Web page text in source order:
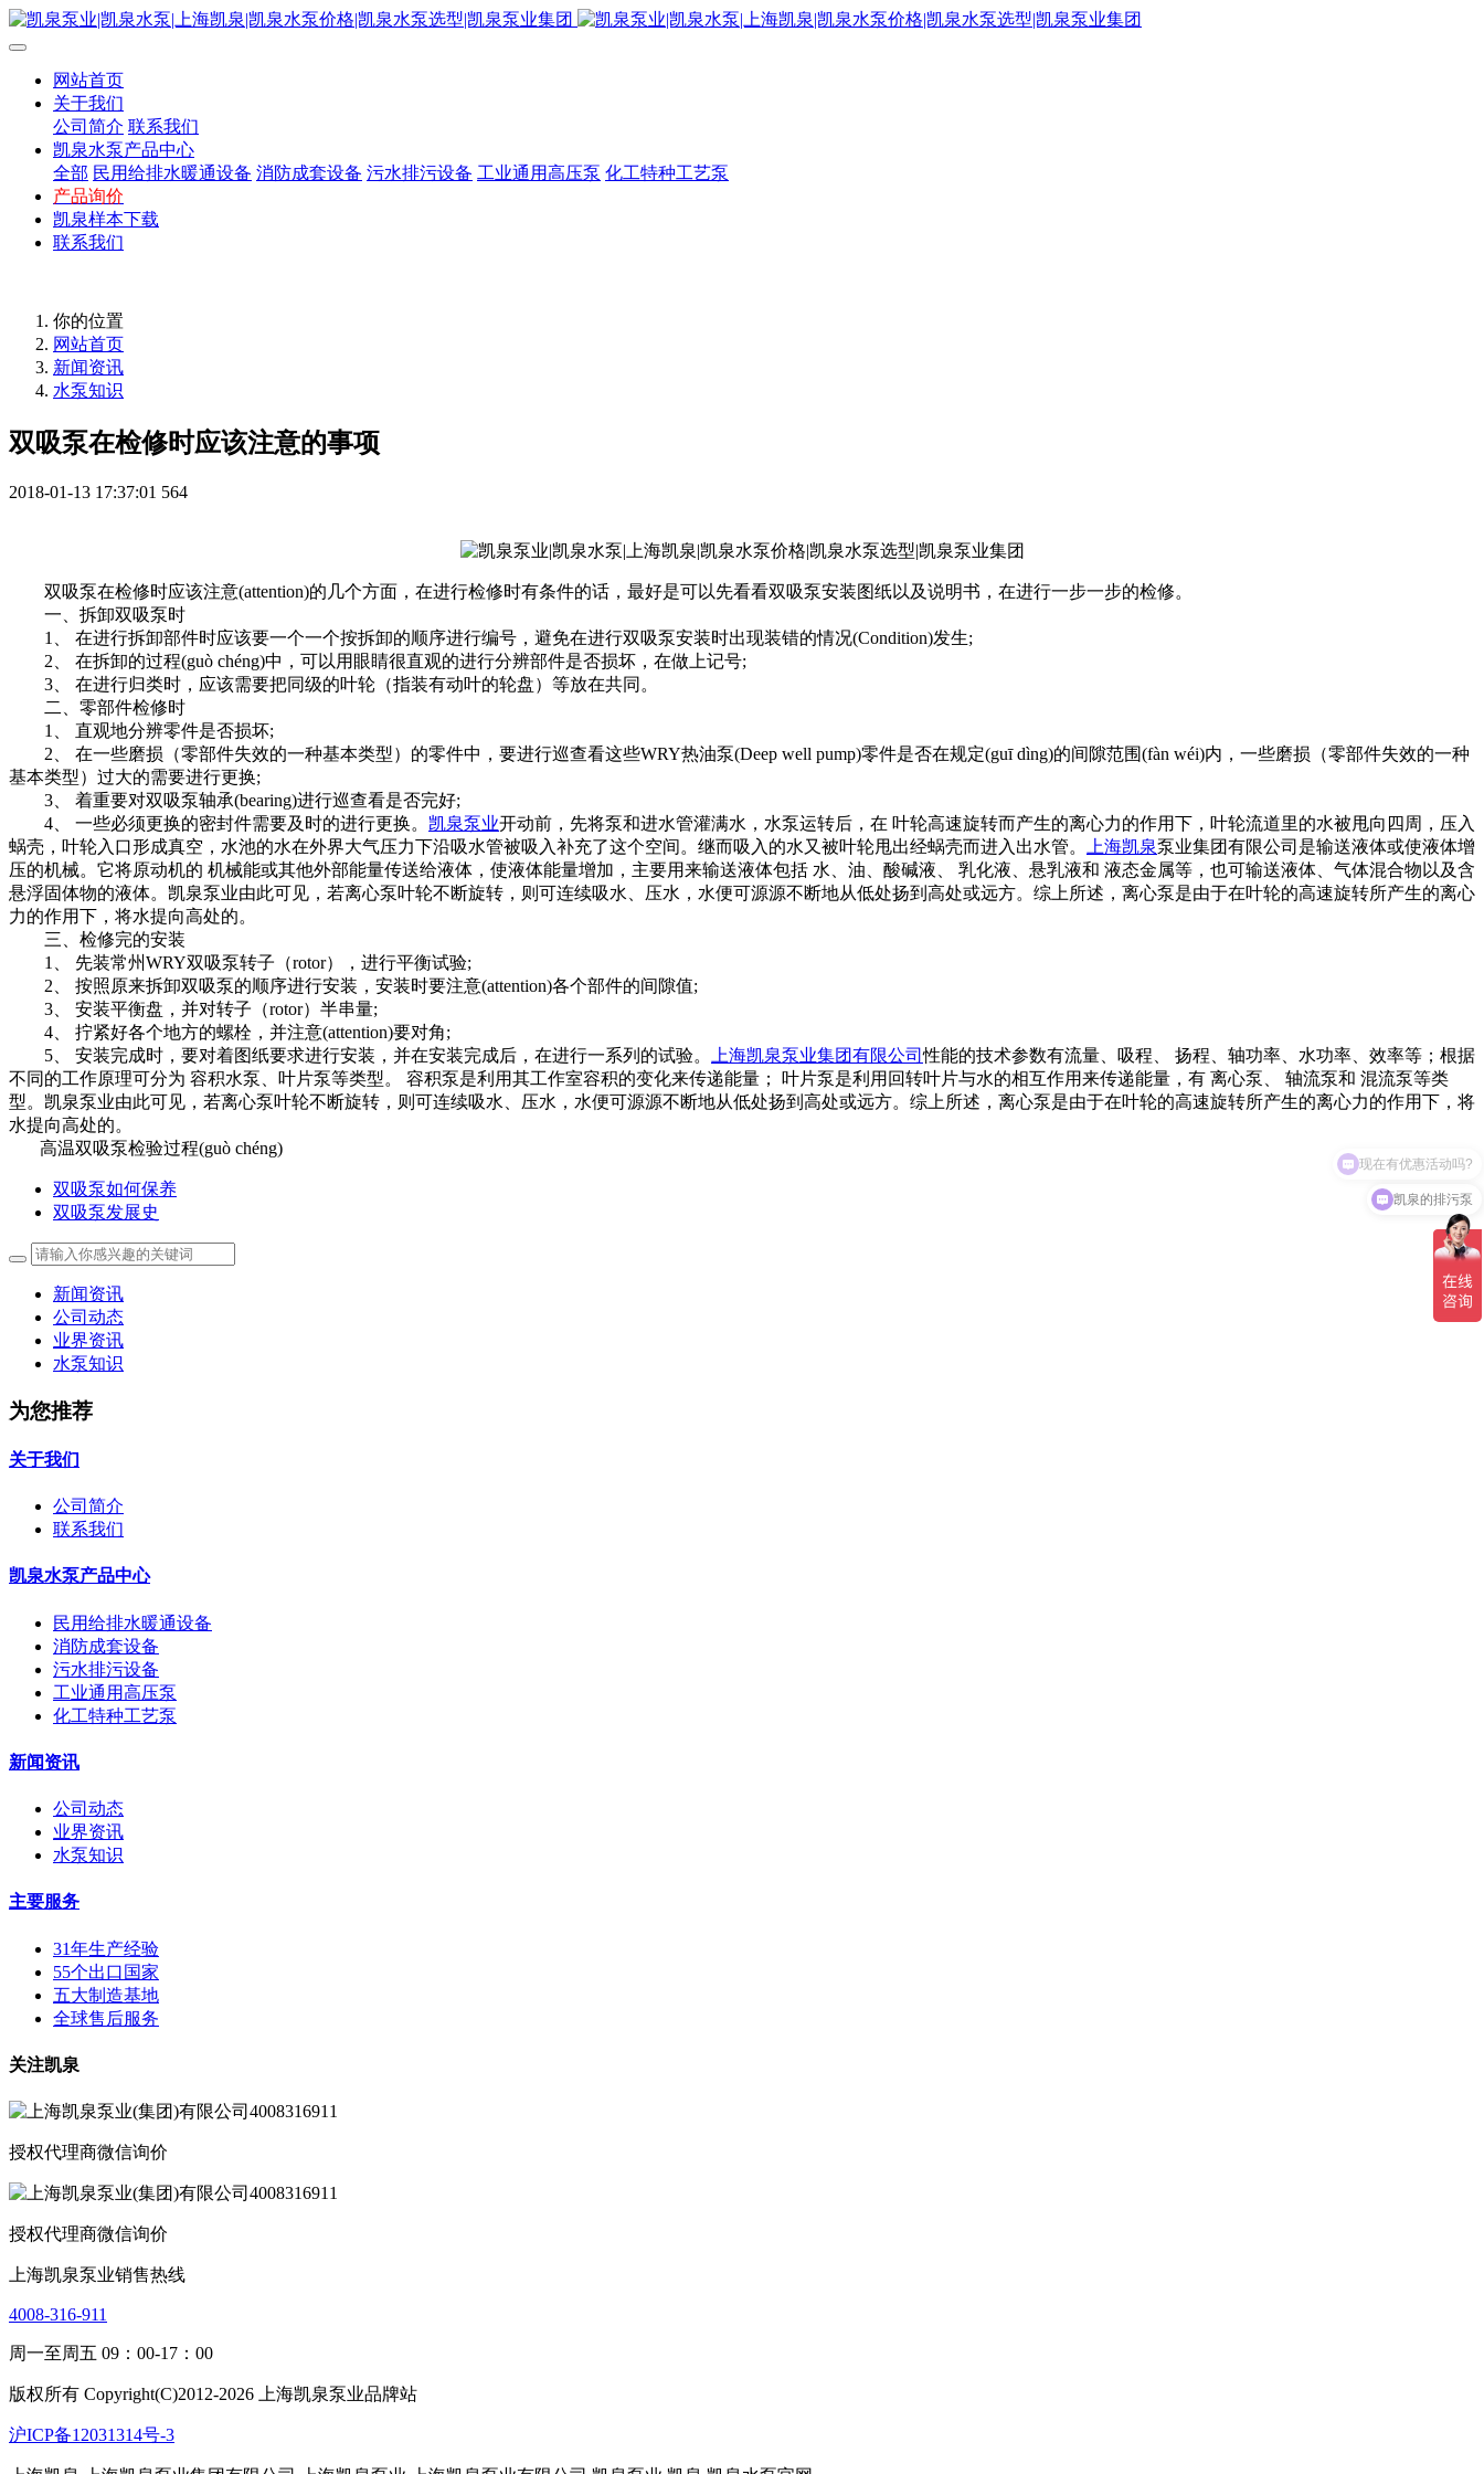
网站首页
关于我们
公司简介 联系我们
凯泉水泵产品中心
全部 民用给排水暖通设备 消防成套设备 污水排污设备 工业通用高压泵 化工特种工艺泵
产品询价
凯泉样本下载
联系我们
你的位置
网站首页
新闻资讯
水泵知识
双吸泵在检修时应该注意的事项
2018-01-13 17:37:01 564
双吸泵在检修时应该注意(attention)的几个方面，在进行检修时有条件的话，最好是可以先看看双吸泵安装图纸以及说明书，在进行一步一步的检修。
一、拆卸双吸泵时
1、 在进行拆卸部件时应该要一个一个按拆卸的顺序进行编号，避免在进行双吸泵安装时出现装错的情况(Condition)发生;
2、 在拆卸的过程(guò chéng)中，可以用眼睛很直观的进行分辨部件是否损坏，在做上记号;
3、 在进行归类时，应该需要把同级的叶轮（指装有动叶的轮盘）等放在共同。
二、零部件检修时
1、 直观地分辨零件是否损坏;
2、 在一些磨损（零部件失效的一种基本类型）的零件中，要进行巡查看这些WRY热油泵(Deep well pump)零件是否在规定(guī dìng)的间隙范围(fàn wéi)内，一些磨损（零部件失效的一种
基本类型）过大的需要进行更换;
3、 着重要对双吸泵轴承(bearing)进行巡查看是否完好;
4、 一些必须更换的密封件需要及时的进行更换。 凯泉泵业开动前，先将泵和进水管灌满水，水泵运转后，在 叶轮高速旋转而产生的离心力的作用下，叶轮流道里的水被甩向四周，压入
蜗壳，叶轮入口形成真空，水池的水在外界大气压力下沿吸水管被吸入补充了这个空间。继而吸入的水又被叶轮甩出经蜗壳而进入出水管。
上海凯泉泵业集团有限公司是输送液体或使液体增
压的机械。它将原动机的 机械能或其他外部能量传送给液体，使液体能量增加，主要用来输送液体包括 水、油、酸碱液、 乳化液、悬乳液和 液态金属等，也可输送液体、气体混合物以及含
悬浮固体物的液体。凯泉泵业由此可见，若离心泵叶轮不断旋转，则可连续吸水、压水，水便可源源不断地从低处扬到高处或远方。综上所述，离心泵是由于在叶轮的高速旋转所产生的离心
力的作用下，将水提向高处的。
三、检修完的安装
1、 先装常州WRY双吸泵转子（rotor），进行平衡试验;
2、 按照原来拆卸双吸泵的顺序进行安装，安装时要注意(attention)各个部件的间隙值;
3、 安装平衡盘，并对转子（rotor）半串量;
4、 拧紧好各个地方的螺栓，并注意(attention)要对角;
5、 安装完成时，要对着图纸要求进行安装，并在安装完成后，在进行一系列的试验。
上海凯泉泵业集团有限公司性能的技术参数有流量、吸程、 扬程、轴功率、水功率、效率等；根据
不同的工作原理可分为 容积水泵、叶片泵等类型。 容积泵是利用其工作室容积的变化来传递能量； 叶片泵是利用回转叶片与水的相互作用来传递能量，有 离心泵、 轴流泵和 混流泵等类
型。凯泉泵业由此可见，若离心泵叶轮不断旋转，则可连续吸水、压水，水便可源源不断地从低处扬到高处或远方。综上所述，离心泵是由于在叶轮的高速旋转所产生的离心力的作用下，将
水提向高处的。
高温双吸泵检验过程(guò chéng)
双吸泵如何保养
双吸泵发展史
新闻资讯
公司动态
业界资讯
水泵知识
为您推荐
关于我们
公司简介
联系我们
凯泉水泵产品中心
民用给排水暖通设备
消防成套设备
污水排污设备
工业通用高压泵
化工特种工艺泵
新闻资讯
公司动态
业界资讯
水泵知识
主要服务
31年生产经验
55个出口国家
五大制造基地
全球售后服务
关注凯泉
授权代理商微信询价
授权代理商微信询价
上海凯泉泵业销售热线
4008-316-911
周一至周五 09：00-17：00
版权所有 Copyright(C)2012-2026 上海凯泉泵业品牌站
沪ICP备12031314号-3
凯泉的排污泵